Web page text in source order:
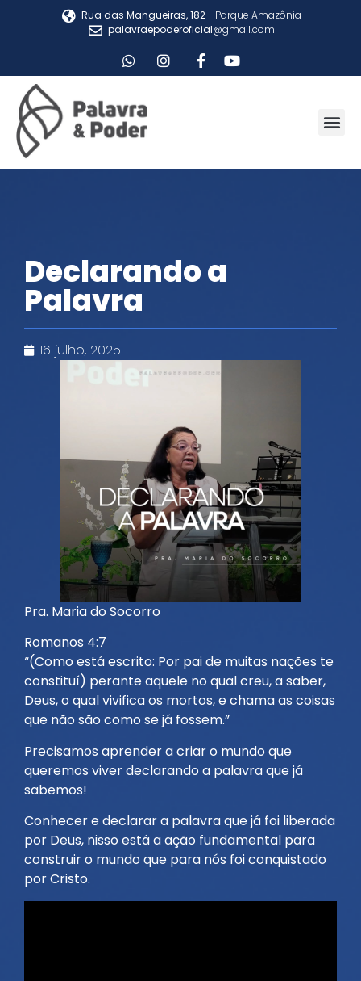
Rua das Mangueiras, 182- Parque Amazônia
palavraepoderoficial@gmail.com
Declarando a
Palavra
16 julho, 2025
Pra. Maria do Socorro
Romanos 4:7
“(Como está escrito: Por pai de muitas nações te
constituí) perante aquele no qual creu, a saber,
Deus, o qual vivifica os mortos, e chama as coisas
que não são como se já fossem.”
Precisamos aprender a criar o mundo que
queremos viver declarando a palavra que já
sabemos!
Conhecer e declarar a palavra que já foi liberada
por Deus, nisso está a ação fundamental para
construir o mundo que para nós foi conquistado
por Cristo.